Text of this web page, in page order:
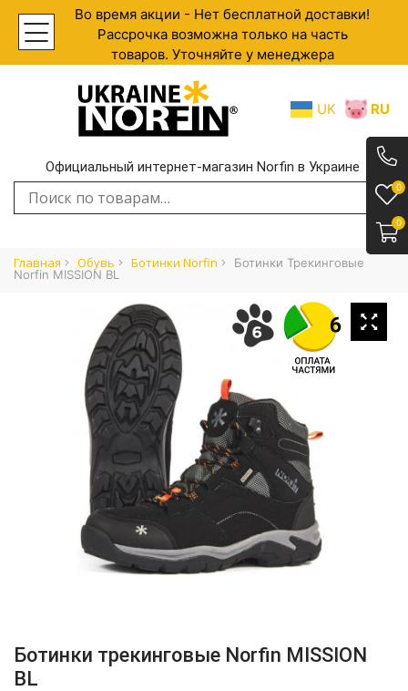
Во время акции - Нет бесплатной доставки!
Рассрочка возможна только на часть
товаров. Уточняйте у менеджера
UK RU
Официальный интернет-магазин Norfin в Украине
Искать:
Главная Обувь Ботинки Norfin
Ботинки Трекинговые
Norfin MISSION BL
0
0
Ботинки трекинговые Norfin MISSION
BL